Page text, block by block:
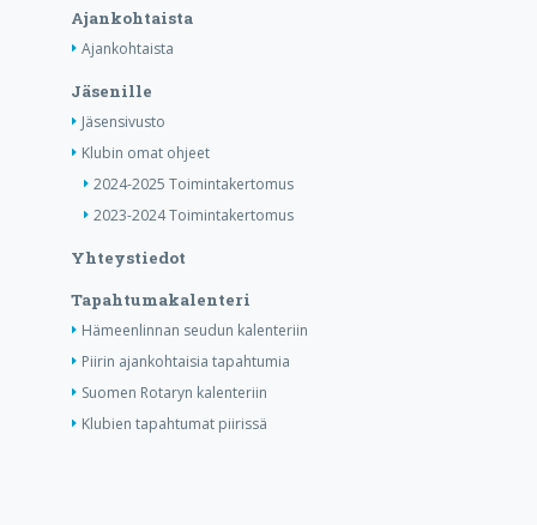
Ajankohtaista
Ajankohtaista
Jäsenille
Jäsensivusto
Klubin omat ohjeet
2024-2025 Toimintakertomus
2023-2024 Toimintakertomus
Yhteystiedot
Tapahtumakalenteri
Hämeenlinnan seudun kalenteriin
Piirin ajankohtaisia tapahtumia
Suomen Rotaryn kalenteriin
Klubien tapahtumat piirissä